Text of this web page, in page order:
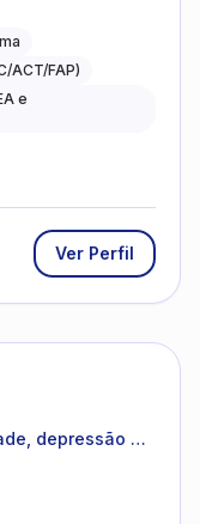
ACT/FAP)
e
Ver Perfil
depressão e